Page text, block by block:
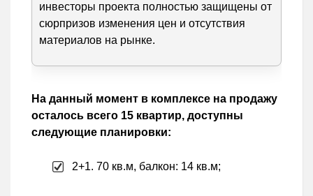
инвесторы проекта полностью защищены от
сюрпризов изменения цен и отсутствия
материалов на рынке.
На данный момент в комплексе на продажу
осталось всего 15 квартир, доступны
следующие планировки:
2+1. 70 кв.м, балкон: 14 кв.м;